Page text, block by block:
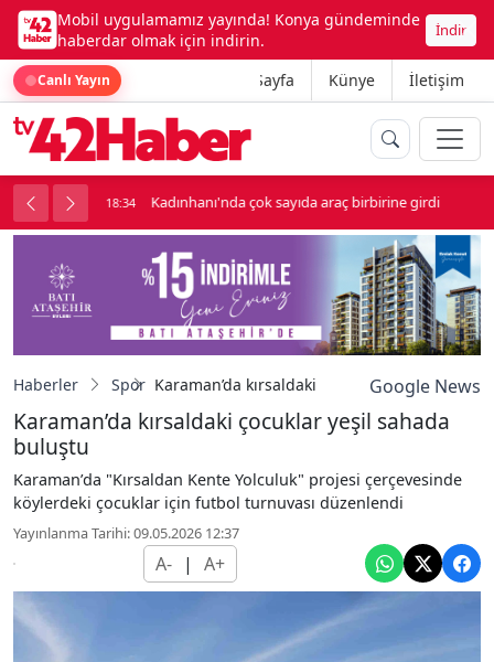
Mobil uygulamamız yayında! Konya gündeminde
haberdar olmak için indirin.
İndir
Canlı Yayın Ana Sayfa Künye İletişim
soygun 18:34 Kadınhanı'nda çok sayıda araç birbirine girdi
Haberler Spor Karaman’da kırsaldaki çocuklar yeşil sahada
Google News
Karaman’da kırsaldaki çocuklar yeşil sahada
buluştu
Karaman’da "Kırsaldan Kente Yolculuk" projesi çerçevesinde
köylerdeki çocuklar için futbol turnuvası düzenlendi
Yayınlanma Tarihi: 09.05.2026 12:37
A- | A+